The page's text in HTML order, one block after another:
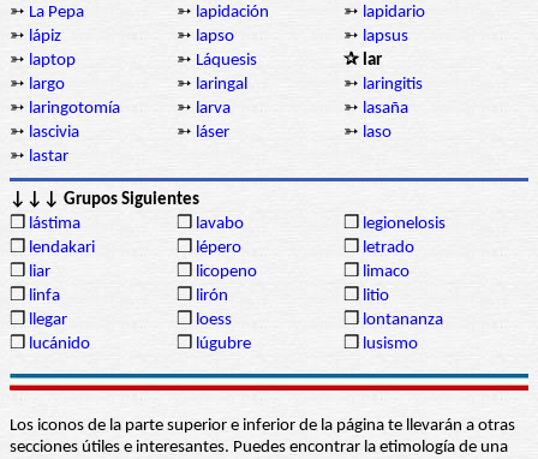
➳ La Pepa ➳ lapidación ➳ lapidario
➳ lápiz ➳ lapso ➳ lapsus
➳ laptop ➳ Láquesis
✰ lar
➳ largo ➳ laringal ➳ laringitis
➳ laringotomía ➳ larva ➳ lasaña
➳ lascivia ➳ láser ➳ laso
➳ lastar
↓↓↓ Grupos Siguientes
❒ lástima ❒ lavabo ❒ legionelosis
❒ lendakari ❒ lépero ❒ letrado
❒ liar ❒ licopeno ❒ limaco
❒ linfa ❒ lirón ❒ litio
❒ llegar ❒ loess ❒ lontananza
❒ lucánido ❒ lúgubre ❒ lusismo
Los iconos de la parte superior e inferior de la página te llevarán a otras
secciones útiles e interesantes. Puedes encontrar la etimología de una